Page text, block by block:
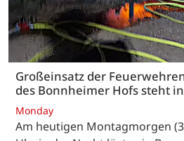
Großeinsatz der
des Bonnheimer Hofs steht
Monday
Am heutigen Montagmorgen